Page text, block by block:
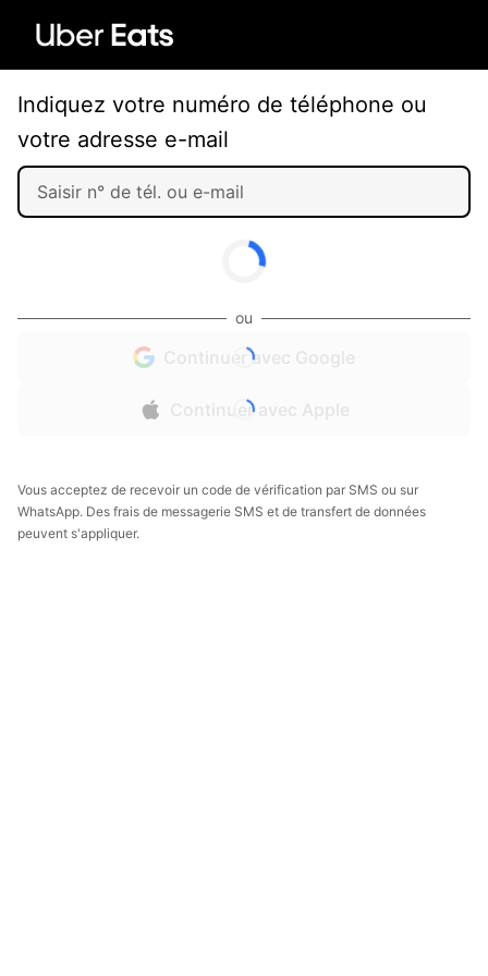
Indiquez votre numéro de téléphone ou
votre adresse e-mail
ou
Continuer avec Google
Continuer avec Apple
Vous acceptez de recevoir un code de vérification par SMS ou sur
WhatsApp. Des frais de messagerie SMS et de transfert de données
peuvent s'appliquer.